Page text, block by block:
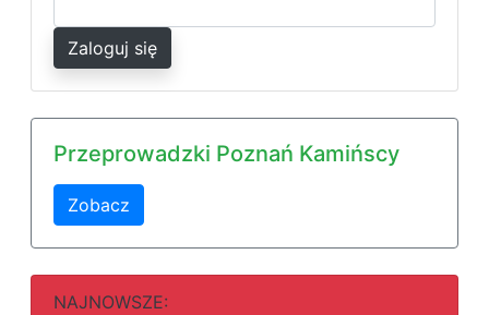
Zaloguj się
Przeprowadzki Poznań Kamińscy
Zobacz
NAJNOWSZE: